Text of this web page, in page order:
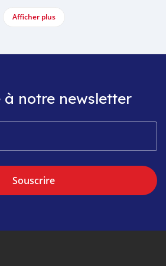
Afficher plus
à notre newsletter
Souscrire